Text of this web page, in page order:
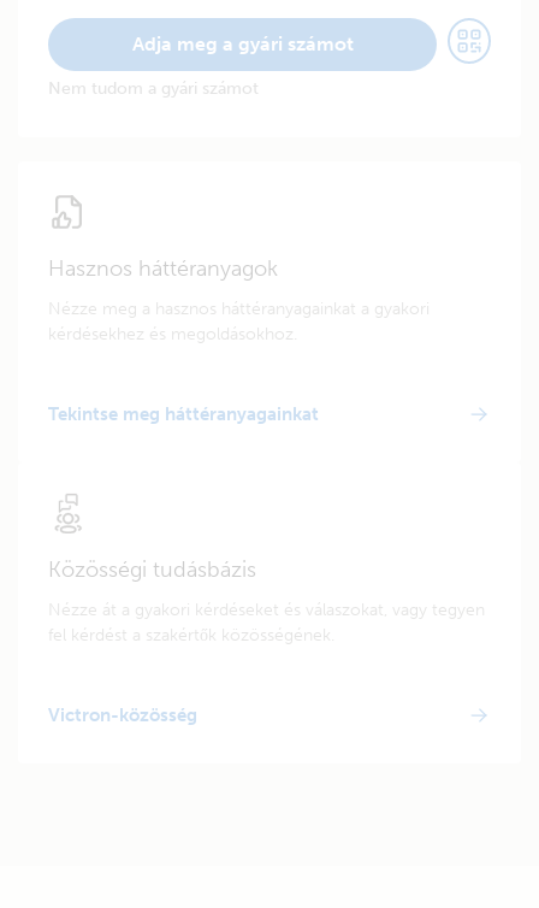
Adja meg a gyári számot
Nem tudom a gyári számot
Hasznos háttéranyagok
Nézze meg a hasznos háttéranyagainkat a gyakori
kérdésekhez és megoldásokhoz.
Tekintse meg háttéranyagainkat
Közösségi tudásbázis
Nézze át a gyakori kérdéseket és válaszokat, vagy tegyen
fel kérdést a szakértők közösségének.
Victron-közösség